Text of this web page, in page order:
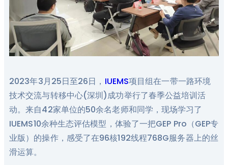
2023年3月25日至26日， IUEMS项目组在一带一路环境
技术交流与转移中心(深圳)成功举行了春季公益培训活
动。来自42家单位的50余名老师和同学，现场学习了
IUEMS10余种生态评估模型，体验了一把GEP Pro（GEP专
业版）的操作，感受了在96核192线程768G服务器上的丝
滑运算。